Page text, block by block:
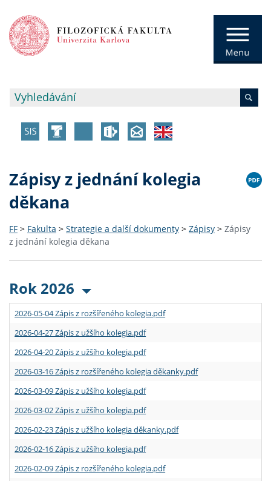
Zápisy z jednání kolegia
děkana
FF > Fakulta > Strategie a další dokumenty > Zápisy > Zápisy
z jednání kolegia děkana
Rok 2026
2026-05-04 Zápis z rozšířeného kolegia.pdf
2026-04-27 Zápis z užšího kolegia.pdf
2026-04-20 Zápis z užšího kolegia.pdf
2026-03-16 Zápis z rozšířeného kolegia děkanky.pdf
2026-03-09 Zápis z užšího kolegia.pdf
2026-03-02 Zápis z užšího kolegia.pdf
2026-02-23 Zápis z užšího kolegia děkanky.pdf
2026-02-16 Zápis z užšího kolegia.pdf
2026-02-09 Zápis z rozšířeného kolegia.pdf